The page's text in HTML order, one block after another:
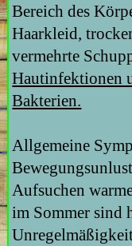
Bereich des
Haarkleid,
vermehrte
Hautinfektionen
Bakterien.
Allgemeine
Aufsuchen
im Sommer sind